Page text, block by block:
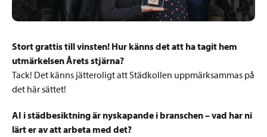
Stort grattis till vinsten! Hur känns det att ha tagit hem
utmärkelsen Årets stjärna?
Tack! Det känns jätteroligt att Städkollen uppmärksammas på
det här sättet!
AI i städbesiktning är nyskapande i branschen – vad har ni
lärt er av att arbeta med det?